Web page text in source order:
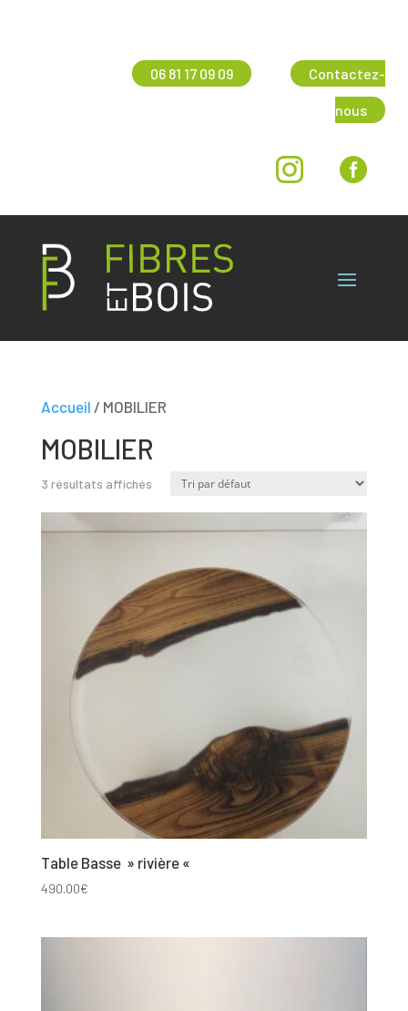
06 81 17 09 09 Contactez-
nous
 
Accueil / MOBILIER
MOBILIER
3 résultats affichés
Table Basse » rivière «
490.00€